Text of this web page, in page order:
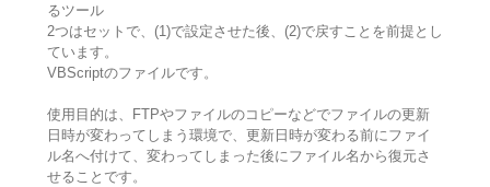
るツール
2つはセットで、(1)で設定させた後、(2)で戻すことを前提とし
ています。
VBScriptのファイルです。
使用目的は、FTPやファイルのコピーなどでファイルの更新
日時が変わってしまう環境で、更新日時が変わる前にファイ
ル名へ付けて、変わってしまった後にファイル名から復元さ
せることです。